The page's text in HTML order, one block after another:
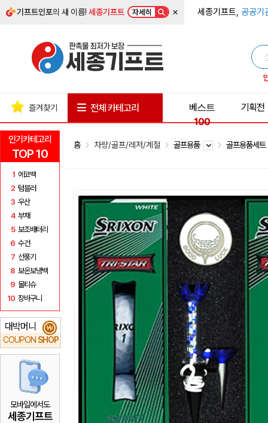
기프트인포의 새 이름!세종기프트 자세히 × 세종기프트, 공공기
인기카테고리
TOP 10
1 에코백
2 텀블러
3 우산
4 부채
5 보조배터리
6 수건
7 선풍기
8 보온보냉백
9 물티슈
10 장바구니
대박머니
COUPON SHOP
₩
모바일에서도
세종기프트
즐겨찾기 전체 카테고리
베스트
100
기획전
홈 차량/골프/레저/계절 골프용품 골프용품세